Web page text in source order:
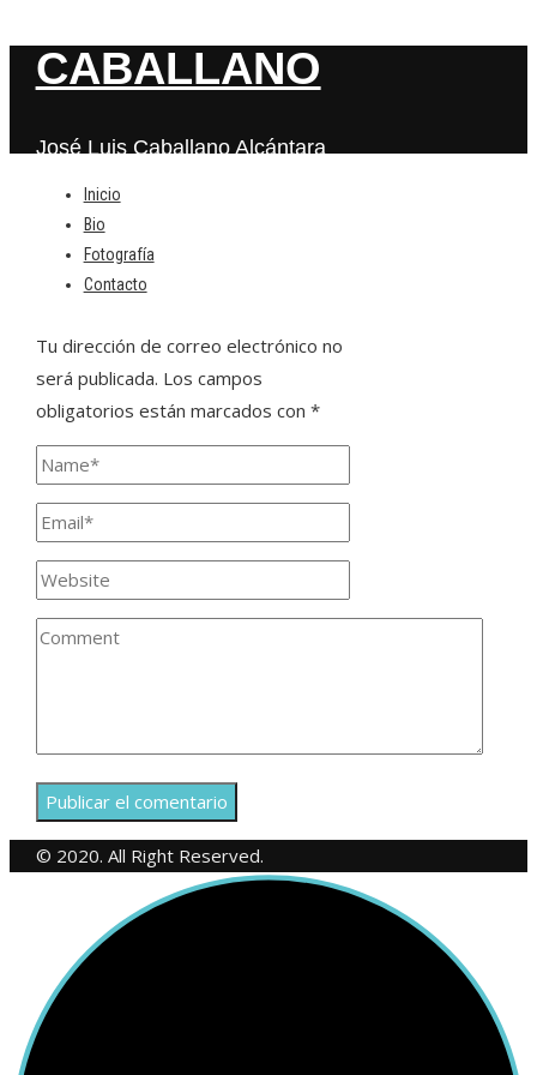
CABALLANO
José Luis Caballano Alcántara
Inicio
Bio
Fotografía
Contacto
Deja una respuesta
Tu dirección de correo electrónico no
será publicada. Los campos
obligatorios están marcados con *
© 2020. All Right Reserved.